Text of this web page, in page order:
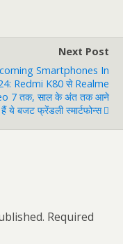
Next Post
Smartphones In
Redmi K80 से Realme
7 तक, साल के अंत तक आने
ये बजट फ्रेंडली स्मार्टफोन्स
Required